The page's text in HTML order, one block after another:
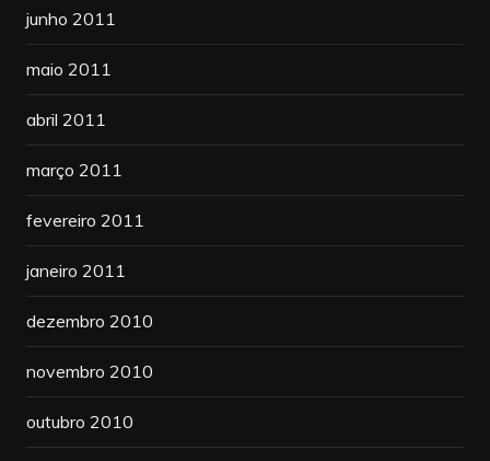
junho 2011
maio 2011
abril 2011
março 2011
fevereiro 2011
janeiro 2011
dezembro 2010
novembro 2010
outubro 2010